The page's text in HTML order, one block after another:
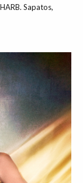
Sapatos,